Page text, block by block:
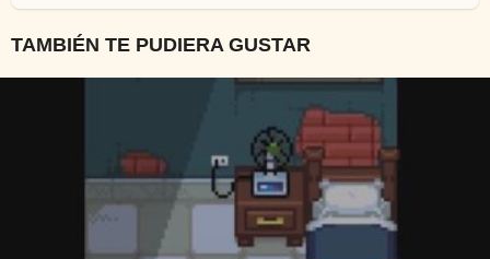
TAMBIÉN TE PUDIERA GUSTAR